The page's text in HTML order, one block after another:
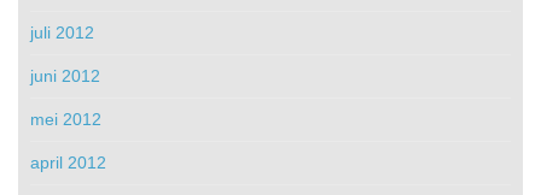
juli 2012
juni 2012
mei 2012
april 2012